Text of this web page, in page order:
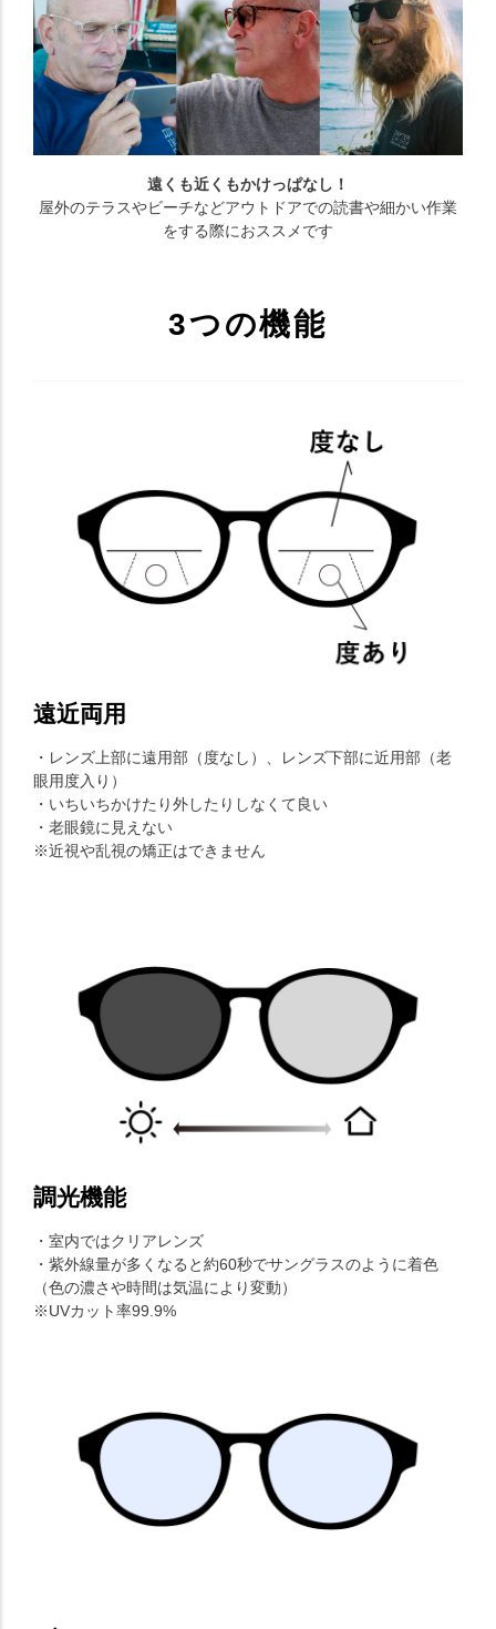
遠くも近くもかけっぱなし！
屋外のテラスやビーチなどアウトドアでの読書や細かい作業
をする際におススメです
3つの機能
遠近両用
・レンズ上部に遠用部（度なし）、レンズ下部に近用部（老
眼用度入り）
・いちいちかけたり外したりしなくて良い
・老眼鏡に見えない
※近視や乱視の矯正はできません
調光機能
・室内ではクリアレンズ
・紫外線量が多くなると約60秒でサングラスのように着色
（色の濃さや時間は気温により変動）
※UVカット率99.9%